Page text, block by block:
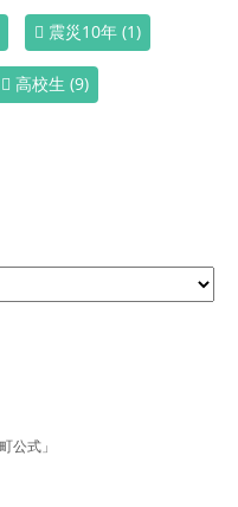
震災10年 (1)
高校生 (9)